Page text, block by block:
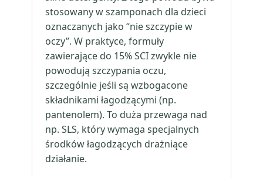
stosowany w szamponach dla dzieci
oznaczanych jako “nie szczypie w
oczy”. W praktyce, formuły
zawierające do 15% SCI zwykle nie
powodują szczypania oczu,
szczególnie jeśli są wzbogacone
składnikami łagodzącymi (np.
pantenolem). To duża przewaga nad
np. SLS, który wymaga specjalnych
środków łagodzących drażniące
działanie.